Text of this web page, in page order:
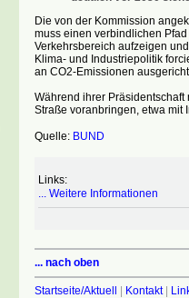
Die von der Kommission
muss einen verbindlichen
Verkehrsbereich aufzeigen
Klima- und Industriepolitik
an CO2-Emissionen
Während ihrer
Straße voranbringen, etwa mit
Quelle: BUND
Links:
... Weitere Informationen
... nach oben
Startseite/Aktuell | Kontakt|